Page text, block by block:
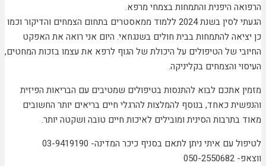
הרפואה היפנית והתמחות בצמחי מרפא.
הגעתי לסין בשנת 2024 ללמוד ממאסטרים בתחום הצמחים והדיקור וכמו
כן יציאה להתמחות בבית חולים בשנגחאי. היום אני רואה את האפקט
החיובי של הטיפולים על היכולת של הגוף לרפא את עצמו בזכות המחטים,
העיסוי והצמחים בקליניקה.
מזמין אתכם לבוא להתנסות בטיפולים שמטיבים עם הבריאות הפיזית
והנפשית כאחד, בנוסף להמלצות להרגלי חיים בריאים יותר החשובים
מאוד בתרבות הסינית ומובילים לאיכות חיים טובה ושקטה יותר.
לטיפול עם איתי ניתן לתאם בסניף כיכר המדינה- 03-9419190
ווצאפ- 050-2550682